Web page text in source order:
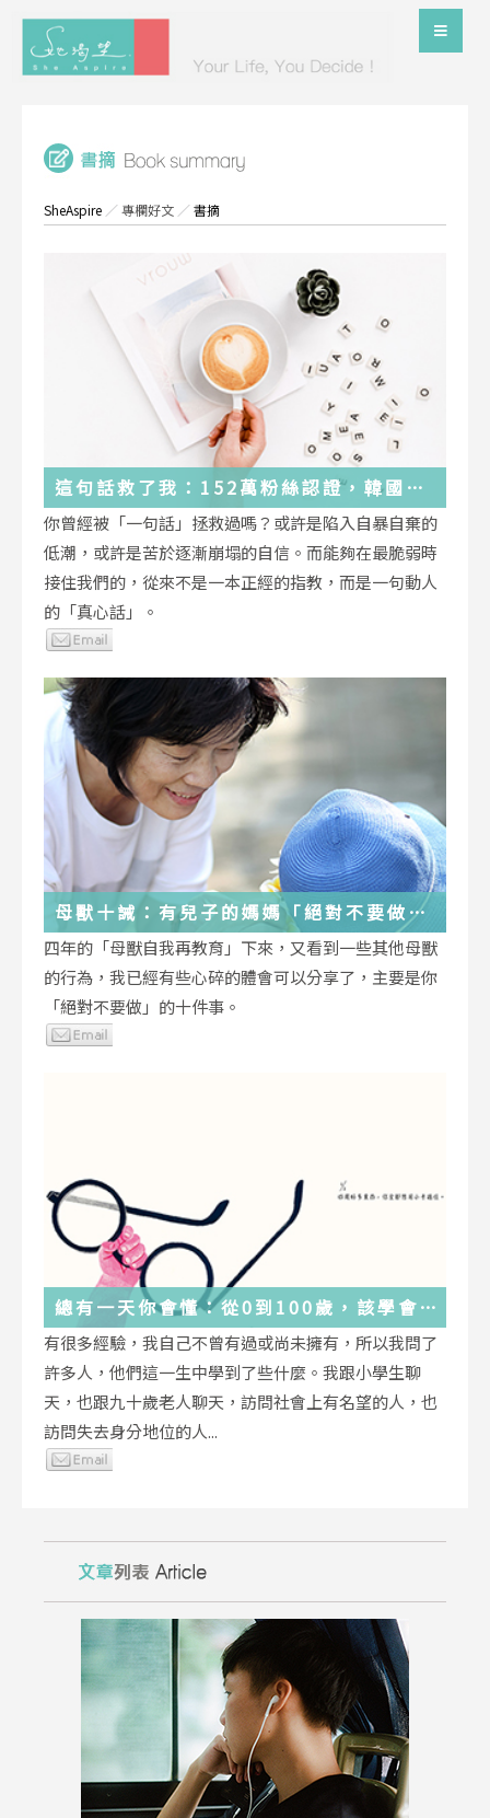
SheAspire ／專欄好文 ／書摘
這句話救了我：152萬粉絲認證，韓國最
受歡迎的YouTuber「國民姐姐」金美敬
為跌落情緒深淵的你雪中送炭！
你曾經被「一句話」拯救過嗎？或許是陷入自暴自棄的
低潮，或許是苦於逐漸崩塌的自信。而能夠在最脆弱時
接住我們的，從來不是一本正經的指教，而是一句動人
的「真心話」。
母獸十誡：有兒子的媽媽「絕對不要做」
的十件事
四年的「母獸自我再教育」下來，又看到一些其他母獸
的行為，我已經有些心碎的體會可以分享了，主要是你
「絕對不要做」的十件事。
總有一天你會懂：從0到100歲，該學會
的人生大事，都在這些生活的小事裡了
有很多經驗，我自己不曾有過或尚未擁有，所以我問了
許多人，他們這一生中學到了些什麼。我跟小學生聊
天，也跟九十歲老人聊天，訪問社會上有名望的人，也
訪問失去身分地位的人...